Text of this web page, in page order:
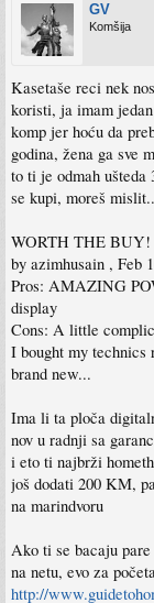
GV
Komšija
Kasetaše reci nek
koristi, ja imam
komp jer hoću da
godina, žena ga sve
to ti je odmah
se kupi, moreš
WORTH THE BUY!
by azimhusain , Feb
Pros: AMAZING
display
Cons: A little
I bought my technics
brand new...
Ima li ta ploča
nov u radnji sa
i eto ti najbrži
još dodati 200 KM,
na marindvoru
Ako ti se bacaju
na netu, evo za
http://